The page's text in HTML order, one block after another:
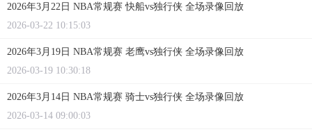
2026年3月22日 NBA常规赛 快船vs独行侠 全场录像回放
2026-03-22 10:15:03
2026年3月19日 NBA常规赛 老鹰vs独行侠 全场录像回放
2026-03-19 10:30:18
2026年3月14日 NBA常规赛 骑士vs独行侠 全场录像回放
2026-03-14 09:00:03